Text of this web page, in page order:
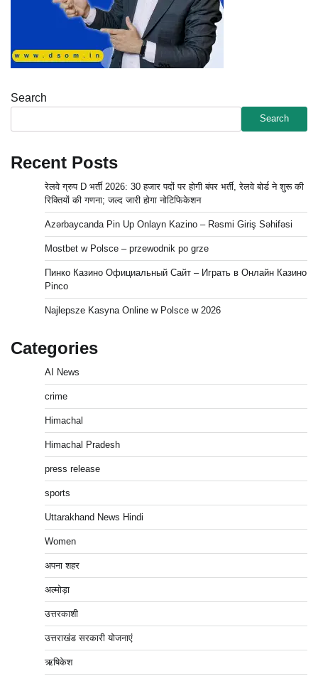
Search
Search
Recent Posts
रेलवे ग्रुप D भर्ती 2026: 30 हजार पदों पर होगी बंपर भर्ती, रेलवे बोर्ड ने शुरू की
रिक्तियों की गणना; जल्द जारी होगा नोटिफिकेशन
Azərbaycanda Pin Up Onlayn Kazino – Rəsmi Giriş Səhifəsi
Mostbet w Polsce – przewodnik po grze
Пинко Казино Официальный Сайт – Играть в Онлайн Казино
Pinco
Najlepsze Kasyna Online w Polsce w 2026
Categories
AI News
crime
Himachal
Himachal Pradesh
press release
sports
Uttarakhand News Hindi
Women
अपना शहर
अल्मोड़ा
उत्तरकाशी
उत्तराखंड सरकारी योजनाएं
ऋषिकेश